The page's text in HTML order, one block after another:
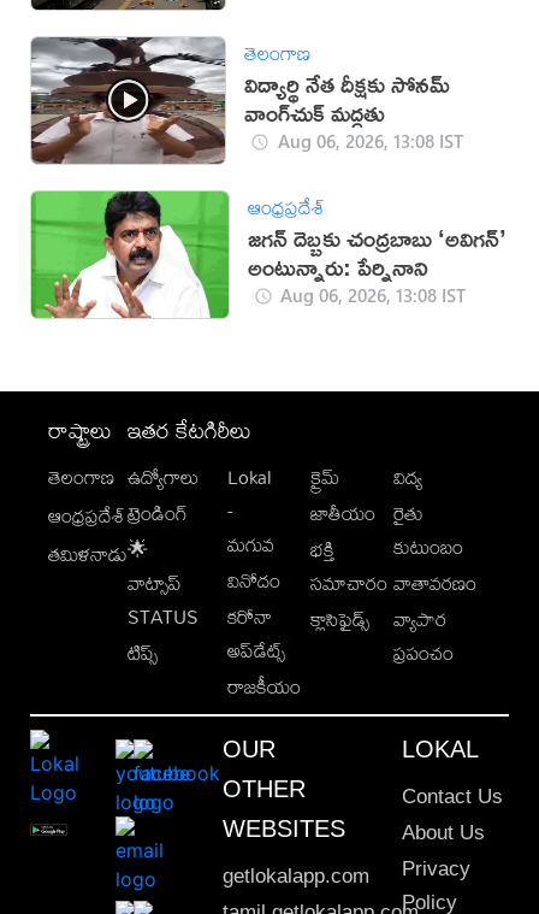
తెలంగాణ
విద్యార్థి నేత దీక్షకు సోనమ్
వాంగ్‌చుక్ మద్దతు
Aug 06, 2026, 13:08 IST
ఆంధ్రప్రదేశ్
జగన్ దెబ్బకు చంద్రబాబు ‘అవిగన్’
అంటున్నారు: పేర్నినాని
Aug 06, 2026, 13:08 IST
రాష్ట్రాలు
తెలంగాణ
ఆంధ్రప్రదేశ్
తమిళనాడు
ఇతర కేటగిరీలు
ఉద్యోగాలు
ట్రెండింగ్
🌟
వాట్సాప్
STATUS
టిప్స్
Lokal
-
మగువ
వినోదం
కరోనా
అప్‌డేట్స్
రాజకీయం
క్రైమ్
జాతీయం
భక్తి
సమాచారం
క్లాసిఫైడ్స్
విద్య
రైతు
కుటుంబం
వాతావరణం
వ్యాపార
ప్రపంచం
OUR
OTHER
WEBSITES
getlokalapp.com
LOKAL
Contact Us
About Us
Privacy
Policy